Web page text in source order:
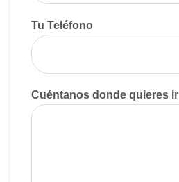
Tu Teléfono
Cuéntanos donde quieres ir